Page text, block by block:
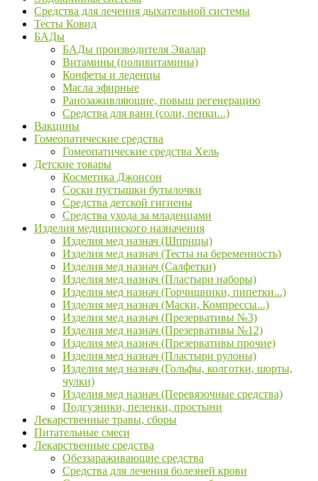
Средства для лечения дыхательной системы
Тесты Ковид
БАДы
БАДы производителя Эвалар
Витамины (поливитамины)
Конфеты и леденцы
Масла эфирные
Ранозаживляющие, повыш регенерацию
Средства для ванн (соли, пенки...)
Вакцины
Гомеопатические средства
Гомеопатические средства Хель
Детские товары
Косметика Джонсон
Соски пустышки бутылочки
Средства детской гигиены
Средства ухода за младенцами
Изделия медицинского назначения
Изделия мед назнач (Шприцы)
Изделия мед назнач (Тесты на беременность)
Изделия мед назнач (Салфетки)
Изделия мед назнач (Пластыри наборы)
Изделия мед назнач (Горчишники, пипетки...)
Изделия мед назнач (Маски, Компрессы...)
Изделия мед назнач (Презервативы №3)
Изделия мед назнач (Презервативы №12)
Изделия мед назнач (Презервативы прочие)
Изделия мед назнач (Пластыри рулоны)
Изделия мед назнач (Гольфы, колготки, шорты,
чулки)
Изделия мед назнач (Перевязочные средства)
Подгузники, пеленки, простыни
Лекарственные травы, сборы
Питательные смеси
Лекарственные средства
Обеззараживающие средства
Средства для лечения болезней крови